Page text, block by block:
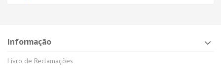
Informação
Livro de Reclamações